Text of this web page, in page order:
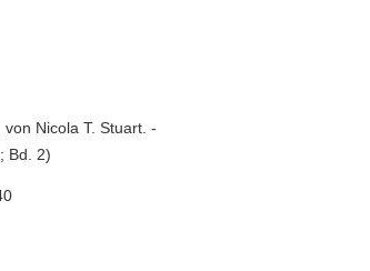
Nicola T. Stuart. -
Bd. 2)